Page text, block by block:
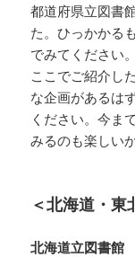
都道府県立図書
た。ひっかかる
でみてください。
ここでご紹介し
な企画があるは
ください。今ま
みるのも楽しい
＜北海道・東
北海道立図書館